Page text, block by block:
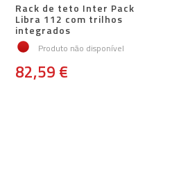
Rack de teto Inter Pack
Libra 112 com trilhos
integrados
Produto não disponível
82,59 €